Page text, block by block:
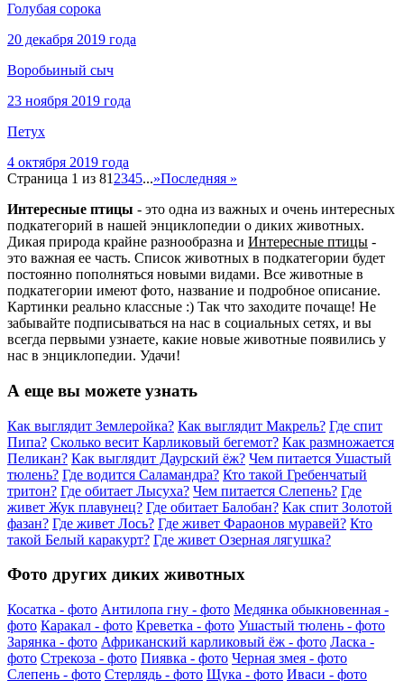
Голубая сорока
20 декабря 2019 года
Воробьиный сыч
23 ноября 2019 года
Петух
4 октября 2019 года
Страница 1 из 81 2345...»Последняя »
Интересные птицы - это одна из важных и очень интересных
подкатегорий в нашей энциклопедии о диких животных.
Дикая природа крайне разнообразна и Интересные птицы -
это важная ее часть. Список животных в подкатегории будет
постоянно пополняться новыми видами. Все животные в
подкатегории имеют фото, название и подробное описание.
Картинки реально классные :) Так что заходите почаще! Не
забывайте подписываться на нас в социальных сетях, и вы
всегда первыми узнаете, какие новые животные появились у
нас в энциклопедии. Удачи!
А еще вы можете узнать
Как выглядит Землеройка? Как выглядит Макрель? Где спит
Пипа? Сколько весит Карликовый бегемот? Как размножается
Пеликан? Как выглядит Даурский ёж? Чем питается Ушастый
тюлень? Где водится Саламандра? Кто такой Гребенчатый
тритон? Где обитает Лысуха? Чем питается Слепень? Где
живет Жук плавунец? Где обитает Балобан? Как спит Золотой
фазан? Где живет Лось? Где живет Фараонов муравей? Кто
такой Белый каракурт? Где живет Озерная лягушка?
Фото других диких животных
Косатка - фото Антилопа гну - фото Медянка обыкновенная -
фото Каракал - фото Креветка - фото Ушастый тюлень - фото
Зарянка - фото Африканский карликовый ёж - фото Ласка -
фото Стрекоза - фото Пиявка - фото Черная змея - фото
Слепень - фото Стерлядь - фото Щука - фото Иваси - фото